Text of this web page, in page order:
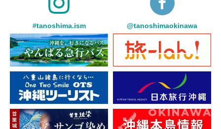
#tanoshima.ism @tanoshimaokinawa